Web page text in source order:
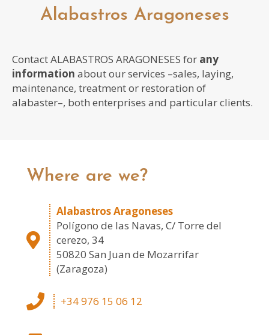
Alabastros Aragoneses
Contact ALABASTROS ARAGONESES for any
information about our services –sales, laying,
maintenance, treatment or restoration of
alabaster–, both enterprises and particular clients.
Where are we?
Alabastros Aragoneses
Polígono de las Navas, C/ Torre del
cerezo, 34
50820 San Juan de Mozarrifar
(Zaragoza)
+34 976 15 06 12